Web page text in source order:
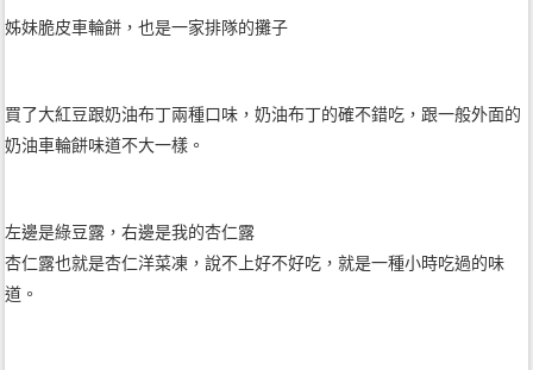
姊妹脆皮車輪餅，也是一家排隊的攤子
買了大紅豆跟奶油布丁兩種口味，奶油布丁的確不錯吃，跟一般外面的
奶油車輪餅味道不大一樣。
左邊是綠豆露，右邊是我的杏仁露
杏仁露也就是杏仁洋菜凍，說不上好不好吃，就是一種小時吃過的味
道。